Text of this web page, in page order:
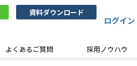
資料ダウンロード
ログイン
よくあるご質問 採用ノウハウ